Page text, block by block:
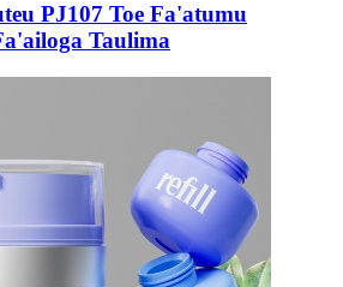
PJ107 Toe Fa'atumu
Taulima